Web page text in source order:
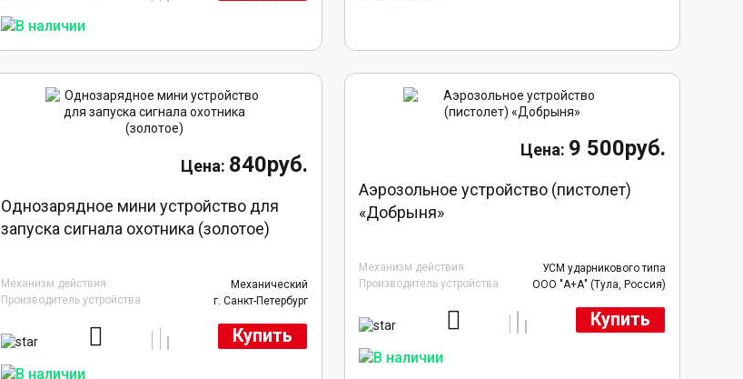
840руб.
Однозарядное мини устройство для
запуска сигнала охотника (золотое)
Механизм действия
Механический
Производитель устройства
г. Санкт-Петербург
Купить
9 500руб.
Аэрозольное устройство (пистолет)
«Добрыня»
Механизм действия
УСМ ударникового типа
Производитель устройства
ООО "А+А" (Тула, Россия)
Купить